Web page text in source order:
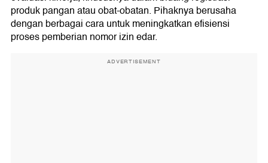
produk pangan atau obat-obatan. Pihaknya berusaha
dengan berbagai cara untuk meningkatkan efisiensi
proses pemberian nomor izin edar.
ADVERTISEMENT